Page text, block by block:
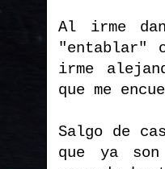
Al irme
"entablar"
irme
que me
Salgo de
que ya